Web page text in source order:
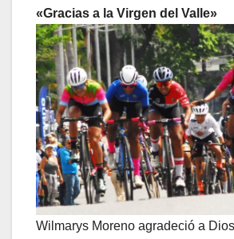
«Gracias a la Virgen del Valle»
Wilmarys Moreno agradeció a